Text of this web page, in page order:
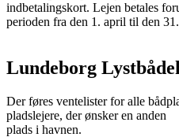
indbetalingskort. Lejen betales
perioden fra den 1. april til den
Lundeborg
Der føres ventelister for alle
pladslejere, der ønsker en anden
plads i havnen.